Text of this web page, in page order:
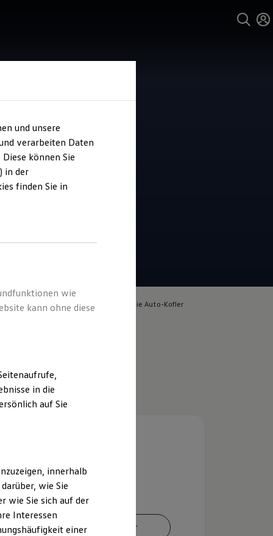
Kofler
5|59 Bewertungen
für die Inhalte auf dieser Seite ist die Auto-Kofler
Ansprechpartner
und unsere
verarbeiten Daten
können Sie
in der
finden Sie in
wie
kann ohne diese
in die
auf Sie
innerhalb
wie Sie
wie Sie sich auf der
Interessen
einer